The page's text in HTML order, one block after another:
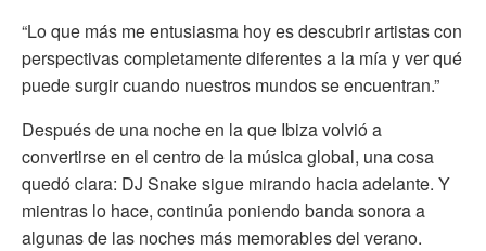
“Lo que más me entusiasma hoy es descubrir artistas con
perspectivas completamente diferentes a la mía y ver qué
puede surgir cuando nuestros mundos se encuentran.”
Después de una noche en la que Ibiza volvió a
convertirse en el centro de la música global, una cosa
quedó clara: DJ Snake sigue mirando hacia adelante. Y
mientras lo hace, continúa poniendo banda sonora a
algunas de las noches más memorables del verano.